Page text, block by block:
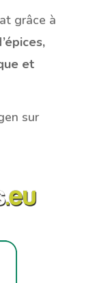
grâce à
et
sur